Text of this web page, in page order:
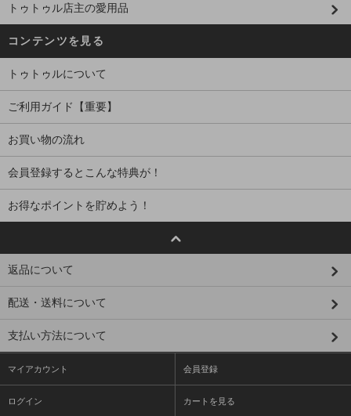
トゥトゥル店主の愛用品
コンテンツを見る
トゥトゥルについて
ご利用ガイド【重要】
お買い物の流れ
会員登録するとこんな特典が！
お得なポイントを貯めよう！
返品について
配送・送料について
支払い方法について
マイアカウント 会員登録
ログイン カートを見る